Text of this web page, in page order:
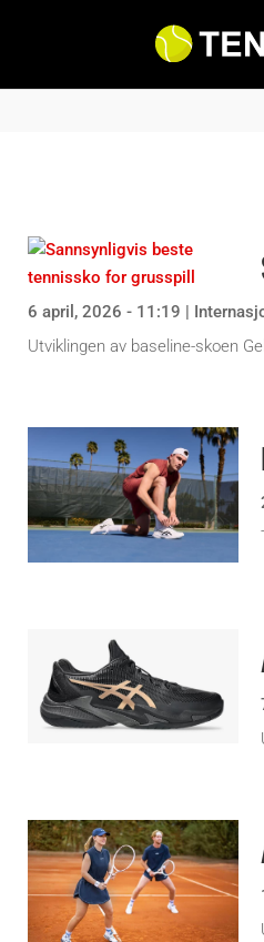
6 april, 2026 - 11:19
Utviklingen av baseline-skoen